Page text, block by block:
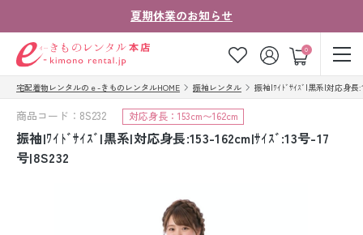
夏期休業のお知らせ
0
ゲスト
お気に入り ログイン カート
ご注文の流れ
会社案内
お客様の声
宅配着物レンタルのｅ-きものレンタルHOME 振袖レンタル 振袖|ﾜｲﾄﾞｻｲｽﾞ|黒系|対応身長
商品コード：8S232 対応身長：153cm〜162cm
振袖|ﾜｲﾄﾞｻｲｽﾞ|黒系|対応身長:153-162cm|ｻｲｽﾞ:13号-17
号|8S232